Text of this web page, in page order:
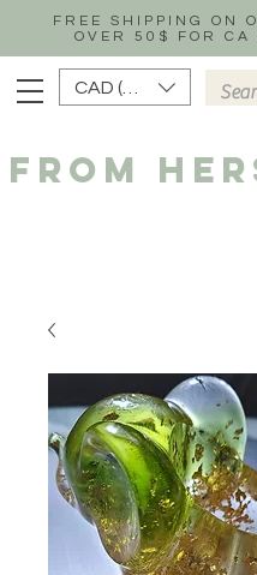
FREE SHIPPING ON
OVER 50$ FOR CA
CAD (C$)
FROM